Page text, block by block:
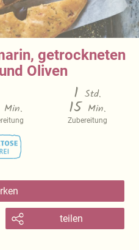
getrockneten
Oliven
Min.
1 Std.
15 Min.
Zubereitung
teilen